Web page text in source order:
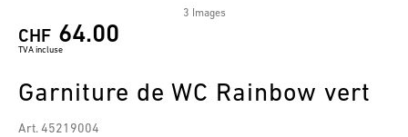
3 Images
CHF 64.00
TVA incluse
Garniture de WC Rainbow vert
Art. 45219004